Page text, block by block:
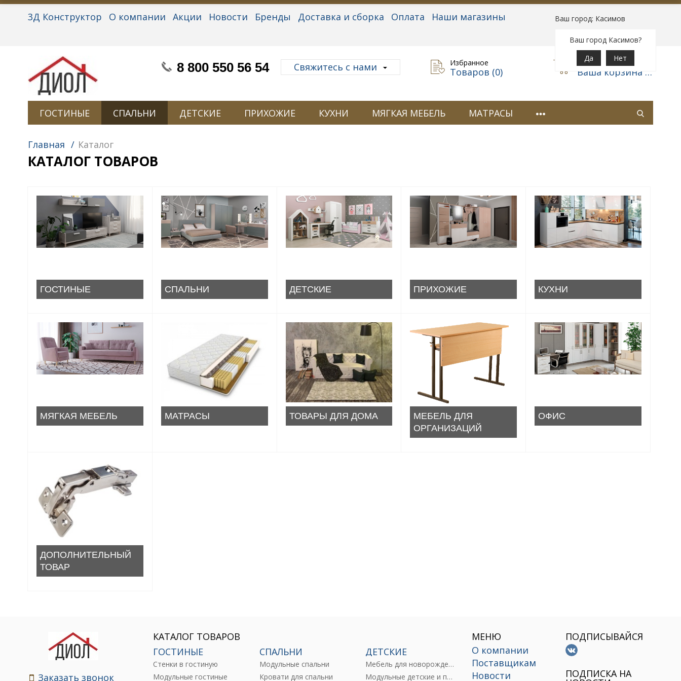
Ваш город: Касимов
Ваш город Касимов?
Да
Нет
Вход |Регистрация
3Д Конструктор О компании Акции Новости Бренды Доставка и сборка Оплата
Наши магазины
8 800 550 56 54 Свяжитесь с нами Избранное
Товаров (0)
Корзина
Ваша корзина пуста
ГОСТИНЫЕ СПАЛЬНИ ДЕТСКИЕ ПРИХОЖИЕ КУХНИ МЯГКАЯ МЕБЕЛЬ МАТРАСЫ
Главная / Каталог
КАТАЛОГ ТОВАРОВ
ГОСТИНЫЕ СПАЛЬНИ ДЕТСКИЕ ПРИХОЖИЕ КУХНИ
МЯГКАЯ МЕБЕЛЬ МАТРАСЫ ТОВАРЫ ДЛЯ ДОМА
МЕБЕЛЬ ДЛЯ
ОРГАНИЗАЦИЙ
ОФИС
ДОПОЛНИТЕЛЬНЫЙ
ТОВАР
Заказать звонок
КАТАЛОГ ТОВАРОВ
ГОСТИНЫЕ
Стенки в гостиную
Модульные гостиные
СПАЛЬНИ
Модульные спальни
Кровати для спальни
ДЕТСКИЕ
Мебель для новорожденных
Модульные детские и подростковые
МЕНЮ
О компании
Поставщикам
Новости
ПОДПИСЫВАЙСЯ
ПОДПИСКА НА